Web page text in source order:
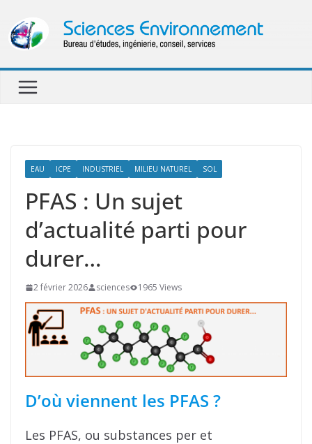
au
contenu
EAU ICPE INDUSTRIEL MILIEU NATUREL SOL
PFAS : Un sujet
d’actualité parti pour
durer…
2 février 2026 sciences 1965 Views
D’où viennent les PFAS ?
Les PFAS, ou substances per et